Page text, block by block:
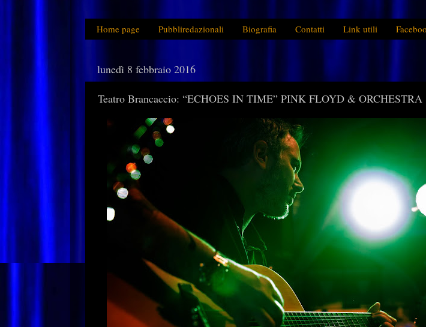
Home page Pubbliredazionali Biografia Contatti Link utili
lunedì 8 febbraio 2016
Teatro Brancaccio: “ECHOES IN TIME” PINK FLOYD & ORCHESTRA